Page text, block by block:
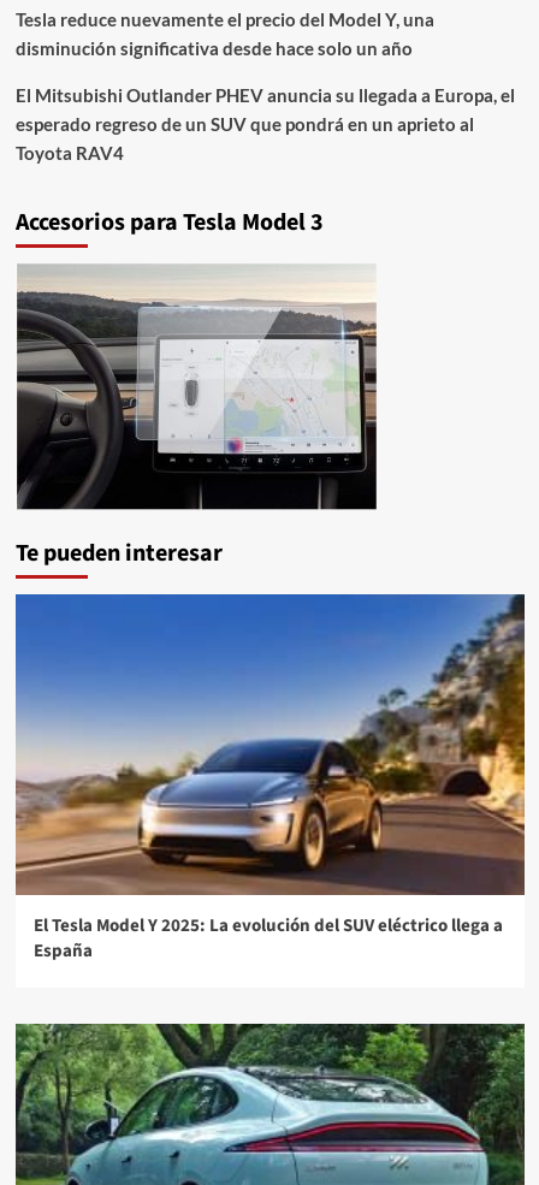
Tesla reduce nuevamente el precio del Model Y, una
disminución significativa desde hace solo un año
El Mitsubishi Outlander PHEV anuncia su llegada a Europa, el
esperado regreso de un SUV que pondrá en un aprieto al
Toyota RAV4
Accesorios para Tesla Model 3
Te pueden interesar
El Tesla Model Y 2025: La evolución del SUV eléctrico llega a
España